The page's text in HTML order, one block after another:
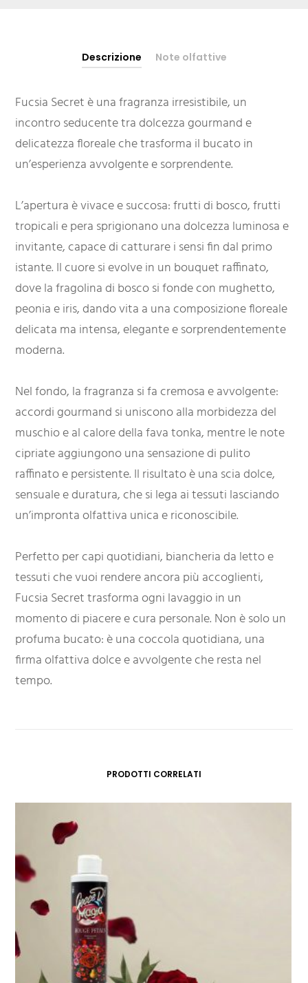
Descrizione Note olfattive
Fucsia Secret è una fragranza irresistibile, un
incontro seducente tra dolcezza gourmand e
delicatezza floreale che trasforma il bucato in
un’esperienza avvolgente e sorprendente.
L’apertura è vivace e succosa: frutti di bosco, frutti
tropicali e pera sprigionano una dolcezza luminosa e
invitante, capace di catturare i sensi fin dal primo
istante. Il cuore si evolve in un bouquet raffinato,
dove la fragolina di bosco si fonde con mughetto,
peonia e iris, dando vita a una composizione floreale
delicata ma intensa, elegante e sorprendentemente
moderna.
Nel fondo, la fragranza si fa cremosa e avvolgente:
accordi gourmand si uniscono alla morbidezza del
muschio e al calore della fava tonka, mentre le note
cipriate aggiungono una sensazione di pulito
raffinato e persistente. Il risultato è una scia dolce,
sensuale e duratura, che si lega ai tessuti lasciando
un’impronta olfattiva unica e riconoscibile.
Perfetto per capi quotidiani, biancheria da letto e
tessuti che vuoi rendere ancora più accoglienti,
Fucsia Secret trasforma ogni lavaggio in un
momento di piacere e cura personale. Non è solo un
profuma bucato: è una coccola quotidiana, una
firma olfattiva dolce e avvolgente che resta nel
tempo.
PRODOTTI CORRELATI